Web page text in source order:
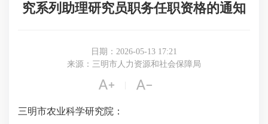
究系列助理研究员职务任职资格的通知
日期：2026-05-13 17:21
来源：三明市人力资源和社会保障局
 
三明市农业科学研究院：